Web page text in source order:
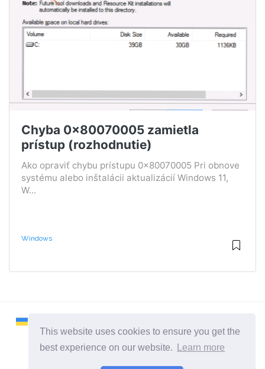
This website uses cookies to ensure you get the
best experience on our website.
Learn more
Chyba 0x80070005 zamietla
prístup (rozhodnutie)
Ako opraviť chybu prístupu 0x80070005 Pri obnove
systému alebo inštalácii aktualizácií Windows 11,
W...
Windows